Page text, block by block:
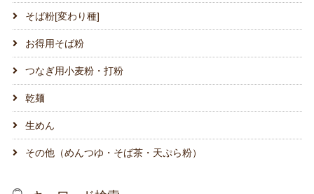
そば粉[変わり種]
お得用そば粉
つなぎ用小麦粉・打粉
乾麺
生めん
その他（めんつゆ・そば茶・天ぷら粉）